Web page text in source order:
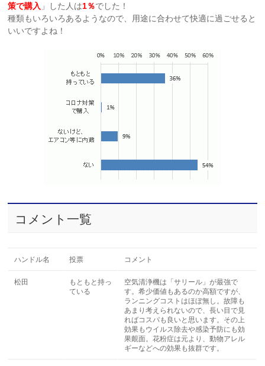
策で購入 」した人は1％でした！
種類もいろいろあるようなので、用途に合わせて快適に過ごせると
いいですよね！
コメント一覧
ハンドル名 投票 コメント
松田
もともと持っ
ている
空気清浄機は「サリール」が最強で
す。希少価値もあるのか高額ですが、
ランニングコストはほぼ無し。故障も
あまり考えられないので、長い目で見
ればコスパも良いと思います。その上
効果もウイルス除去や感染予防にも効
果覿面。花粉症は元より、動物アレル
ギーなどへの効果も抜群です。